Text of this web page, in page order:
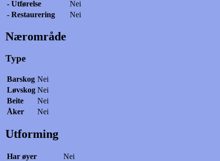
- Utførelse
Nei
- Restaurering
Nei
Nærområde
Type
Barskog Nei
Løvskog Nei
Beite
Nei
Åker
Nei
Utforming
Har øyer
Nei